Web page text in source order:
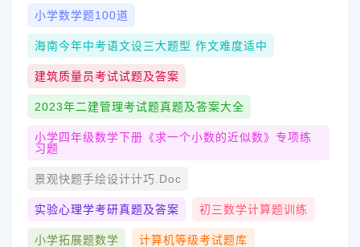
小学数学题100道
海南今年中考语文设三大题型 作文难度适中
建筑质量员考试试题及答案
2023年二建管理考试题真题及答案大全
小学四年级数学下册《求一个小数的近似数》专项练
习题
景观快题手绘设计计巧.doc
实验心理学考研真题及答案 初三数学计算题训练
小学拓展题数学 计算机等级考试题库